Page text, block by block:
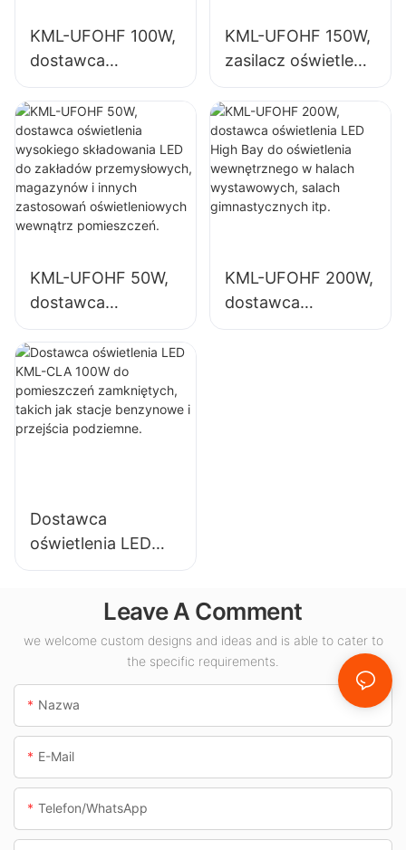
KML-UFOHF 100W,
dostawca
oświetlenia
wysokiego
składowania LED
do zakładów
przemysłowych,
magazynów i
innych zastosowań
wewnątrz
pomieszczeń.
KML-UFOHF 150W,
zasilacz oświetlenia
LED do
zastosowań
wewnętrznych w
zakładach
przemysłowych,
salach
KML-UFOHF 50W,
dostawca
oświetlenia
wysokiego
składowania LED
do zakładów
przemysłowych,
wewnątrz
pomieszczeń.
KML-UFOHF 200W,
dostawca
oświetlenia LED
Dostawca
oświetlenia LED
KML-CLA 100W do
zamkniętych,
takich jak stacje
benzynowe i
przejścia
podziemne.
Leave A Comment
we welcome custom designs and ideas and is able to cater to
the specific requirements.
Nazwa
E-Mail
Telefon/WhatsApp